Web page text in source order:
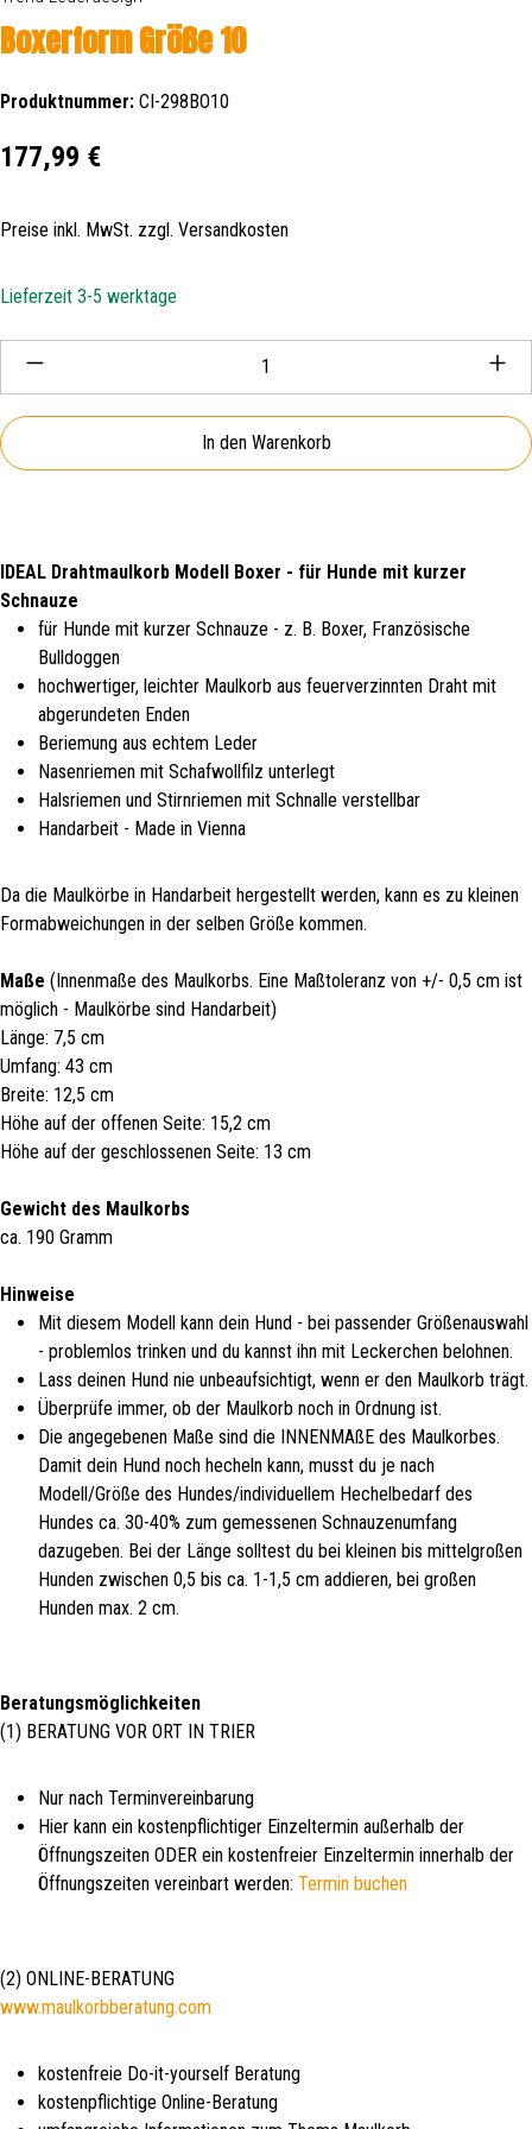
Boxerform Größe 10
Produktnummer: CI-298BO10
Regulärer Preis:
177,99 €
Preise inkl. MwSt. zzgl. Versandkosten
Lieferzeit 3-5 werktage
Produkt Anzahl: Gib den gewünschten Wert ein oder
In den Warenkorb
IDEAL Drahtmaulkorb Modell Boxer - für Hunde mit kurzer
Schnauze
für Hunde mit kurzer Schnauze - z. B. Boxer, Französische
Bulldoggen
hochwertiger, leichter Maulkorb aus feuerverzinnten Draht mit
abgerundeten Enden
Beriemung aus echtem Leder
Nasenriemen mit Schafwollfilz unterlegt
Halsriemen und Stirnriemen mit Schnalle verstellbar
Handarbeit - Made in Vienna
Da die Maulkörbe in Handarbeit hergestellt werden, kann es zu kleinen
Formabweichungen in der selben Größe kommen.
Maße (Innenmaße des Maulkorbs. Eine Maßtoleranz von +/- 0,5 cm ist
möglich - Maulkörbe sind Handarbeit)
Länge: 7,5 cm
Umfang: 43 cm
Breite: 12,5 cm
Höhe auf der offenen Seite: 15,2 cm
Höhe auf der geschlossenen Seite: 13 cm
Gewicht des Maulkorbs
ca. 190 Gramm
Hinweise
Mit diesem Modell kann dein Hund - bei passender Größenauswahl
- problemlos trinken und du kannst ihn mit Leckerchen belohnen.
Lass deinen Hund nie unbeaufsichtigt, wenn er den Maulkorb trägt.
Überprüfe immer, ob der Maulkorb noch in Ordnung ist.
Die angegebenen Maße sind die INNENMAßE des Maulkorbes.
Damit dein Hund noch hecheln kann, musst du je nach
Modell/Größe des Hundes/individuellem Hechelbedarf des
Hundes ca. 30-40% zum gemessenen Schnauzenumfang
dazugeben. Bei der Länge solltest du bei kleinen bis mittelgroßen
Hunden zwischen 0,5 bis ca. 1-1,5 cm addieren, bei großen
Hunden max. 2 cm.
Beratungsmöglichkeiten
(1) BERATUNG VOR ORT IN TRIER
Nur nach Terminvereinbarung
Hier kann ein kostenpflichtiger Einzeltermin außerhalb der
Öffnungszeiten ODER ein kostenfreier Einzeltermin innerhalb der
Öffnungszeiten vereinbart werden: Termin buchen
(2) ONLINE-BERATUNG
www.maulkorbberatung.com
kostenfreie Do-it-yourself Beratung
kostenpflichtige Online-Beratung